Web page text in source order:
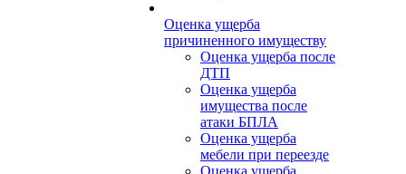
Оценка ущерба
причиненного имуществу
Оценка ущерба после
ДТП
Оценка ущерба
имущества после
атаки БПЛА
Оценка ущерба
мебели при переезде
Оценка ущерба,